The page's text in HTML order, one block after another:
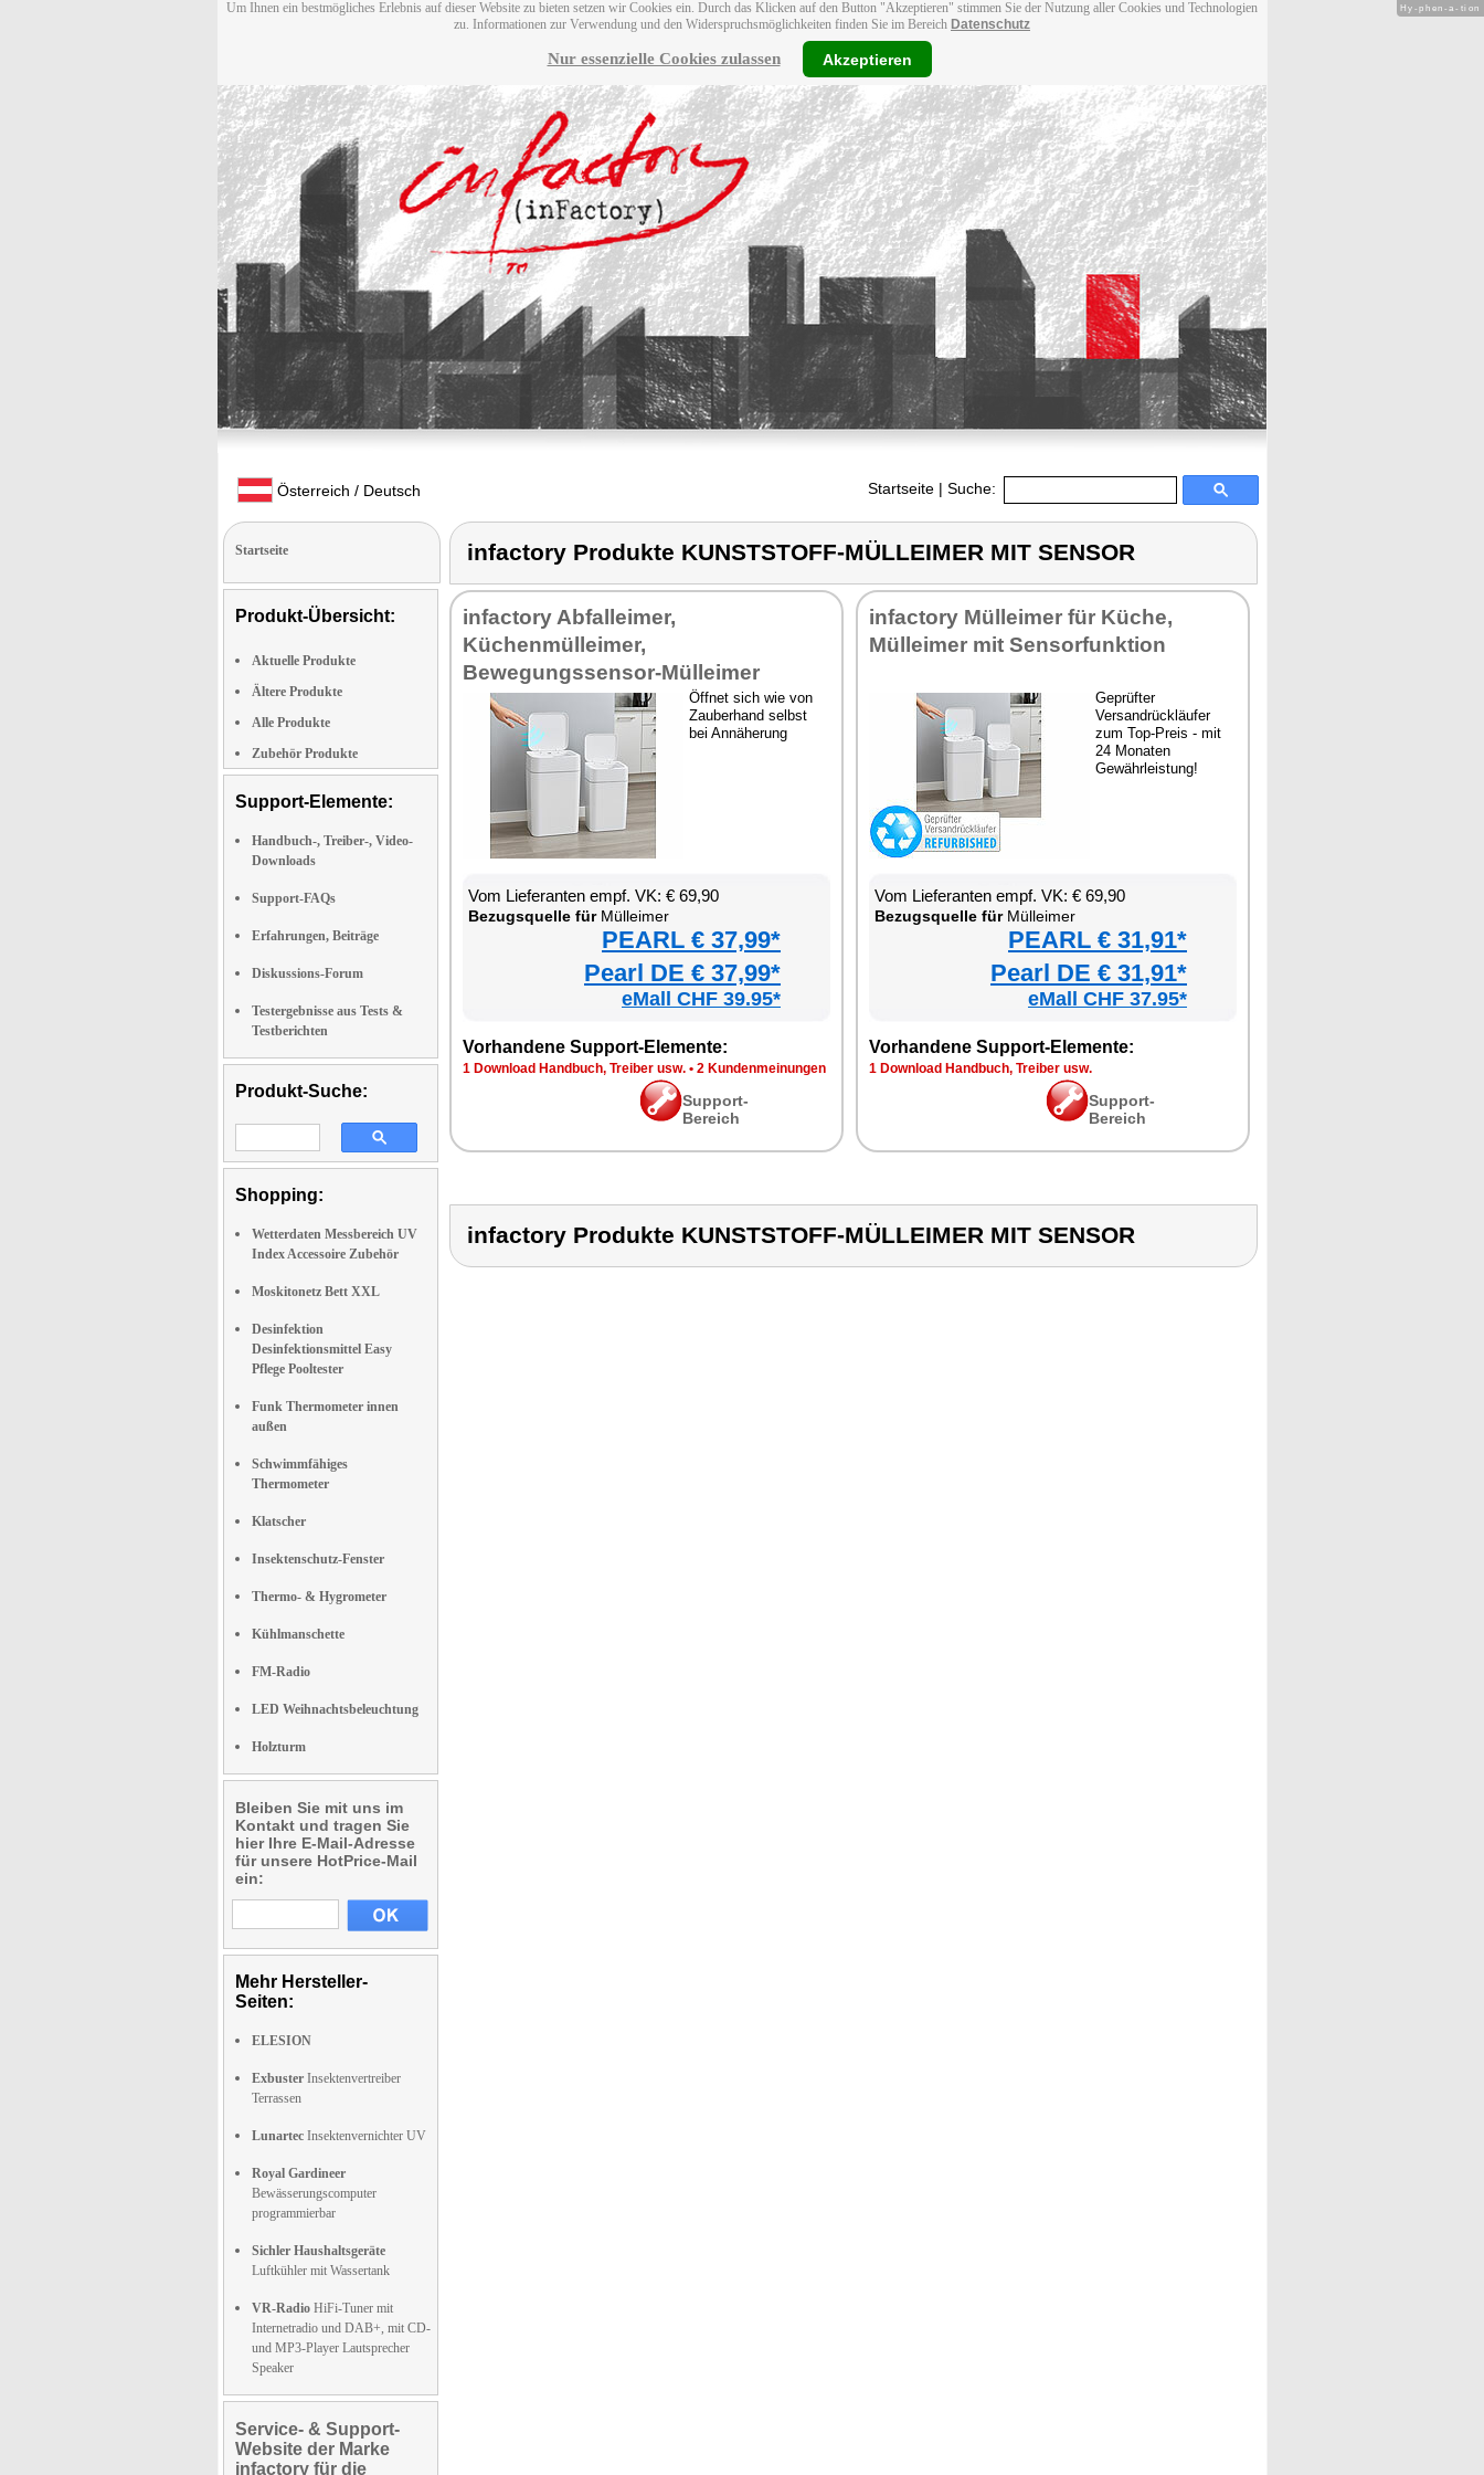
Um Ihnen ein bestmögliches Erlebnis auf dieser Website zu bieten setzen wir Cookies ein. Durch das Klicken auf den Button "Akzeptieren" stimmen Sie der Nutzung aller Cookies und Technologien
zu. Informationen zur Verwendung und den Widerspruchsmöglichkeiten finden Sie im Bereich Datenschutz
Nur essenzielle Cookies zulassen Akzeptieren
Österreich / Deutsch Startseite | Suche:
Startseite
Produkt-Übersicht:
Aktuelle Produkte
Ältere Produkte
Alle Produkte
Zubehör Produkte
Support-Elemente:
Handbuch-, Treiber-, Video-
Downloads
Support-FAQs
Erfahrungen, Beiträge
Diskussions-Forum
Testergebnisse aus Tests &
Testberichten
Produkt-Suche:
Shopping:
Wetterdaten Messbereich UV
Index Accessoire Zubehör
Moskitonetz Bett XXL
Desinfektion
Desinfektionsmittel Easy
Pflege Pooltester
Funk Thermometer innen
außen
Schwimmfähiges
Thermometer
Klatscher
Insektenschutz-Fenster
Thermo- & Hygrometer
Kühlmanschette
FM-Radio
LED Weihnachtsbeleuchtung
Holzturm
Bleiben Sie mit uns im
Kontakt und tragen Sie
hier Ihre E-Mail-Adresse
für unsere HotPrice-Mail
ein:
Mehr Hersteller-
Seiten:
ELESION
Exbuster Insektenvertreiber
Terrassen
Lunartec Insektenvernichter UV
Royal Gardineer
Bewässerungscomputer
programmierbar
Sichler Haushaltsgeräte
Luftkühler mit Wassertank
VR-Radio HiFi-Tuner mit
Internetradio und DAB+, mit CD-
und MP3-Player Lautsprecher
Speaker
Service- & Support-
Website der Marke
infactory für die
infactory Produkte KUNSTSTOFF-MÜLLEIMER MIT SENSOR
infactory Abfalleimer,
Küchenmülleimer,
Bewegungssensor-Mülleimer
Öffnet sich wie von
Zauberhand selbst
bei Annäherung
Vom Lieferanten empf. VK: € 69,90
Bezugsquelle fürMülleimer
PEARL € 37,99*
Pearl DE € 37,99*
eMall CHF 39.95*
Vorhandene Support-Elemente:
1 Download Handbuch, Treiber usw. • 2 Kundenmeinungen
Support-
Bereich
infactory Mülleimer für Küche,
Mülleimer mit Sensorfunktion
Geprüfter
Versandrückläufer
zum Top-Preis - mit
24 Monaten
Gewährleistung!
Vom Lieferanten empf. VK: € 69,90
Bezugsquelle fürMülleimer
PEARL € 31,91*
Pearl DE € 31,91*
eMall CHF 37.95*
Vorhandene Support-Elemente:
1 Download Handbuch, Treiber usw.
Support-
Bereich
infactory Produkte KUNSTSTOFF-MÜLLEIMER MIT SENSOR
Hy-phen-a-tion